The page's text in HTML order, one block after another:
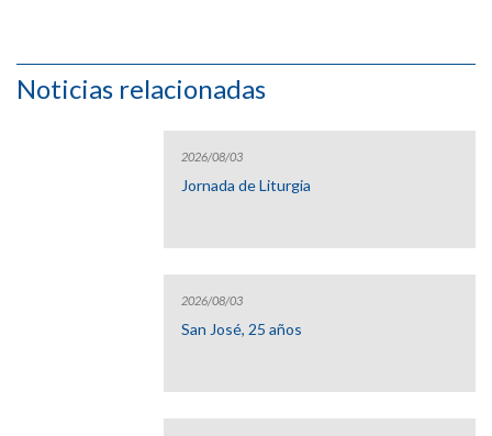
Noticias relacionadas
2026/08/03
Jornada de Liturgia
2026/08/03
San José, 25 años